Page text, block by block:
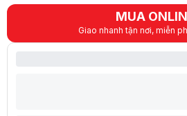
MUA
Giao nhanh tận nơi, miễn